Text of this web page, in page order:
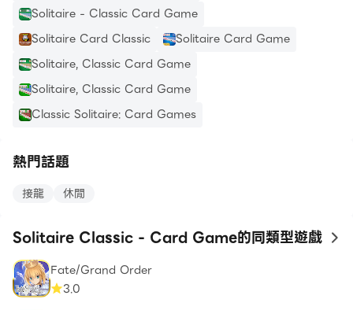
♠ 左手支撐
在設置中輕鬆切換左手或右手模式以獲得更好的體驗。
接龍克朗代克規則：
👉要解決經典的紙牌交易，您應該將 4 套花色的所有耐心
卡移動到基礎。
👉 基礎牌應按花色從 A 到 K 升序堆疊。
Solitaire - Classic Card Game
Solitaire Card Classic
Solitaire Card Game
Solitaire, Classic Card Game
Solitaire, Classic Card Game
Classic Solitaire: Card Games
熱門話題
接龍 休閒
Solitaire Classic - Card Game的同類型遊戲 to
Fate/Grand Order
3.0